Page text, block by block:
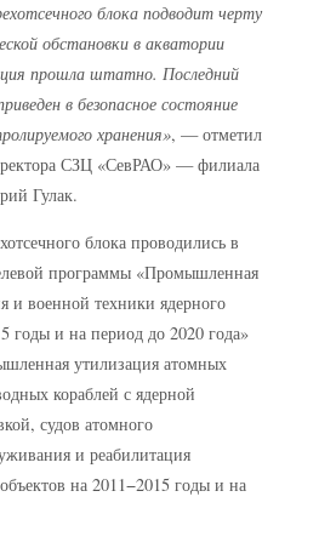
блока подводит черту
обстановки в акватории
прошла штатно. Последний
в безопасное состояние
хранения», — отметил
СЗЦ «СевРАО» — филиала
Гулак.
блока проводились в
программы «Промышленная
и военной техники ядерного
годы и на период до 2020 года»
утилизация атомных
кораблей с ядерной
судов атомного
и реабилитация
на 2011−2015 годы и на